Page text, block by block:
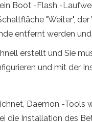
Boot -Flash -
"Weiter",
entfernt werden
erstellt und Sie
und mit der
Daemon -Tools
Installation des